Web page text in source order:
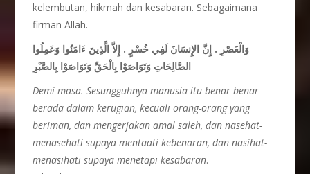
kelembutan, hikmah dan kesabaran. Sebagaimana
firman Allah.
وَالْعَصْرِ . إِنَّ الإِنسَانَ لَفِي خُسْرٍ . إِلاَّ الَّذِينَ ءَامَنُوا وَعَمِلُوا
الصَّالِحَاتِ وَتَوَاصَوْا بِالْحَقِّ وَتَوَاصَوْا بِالصَّبْرِ
Demi masa. Sesungguhnya manusia itu benar-benar
berada dalam kerugian, kecuali orang-orang yang
beriman, dan mengerjakan amal saleh, dan nasehat-
menasehati supaya mentaati kebenaran, dan nasihat-
menasihati supaya menetapi kesabaran.